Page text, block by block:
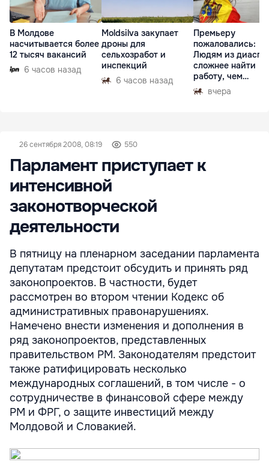
В Молдове
насчитывается более
12 тысяч вакансий
6 часов назад
Moldsilva закупает
дроны для
сельхозработ и
инспекций
6 часов назад
Премьеру
пожаловались:
Людям из
сложнее найти
работу, чем
гастарбайтерам
вчера
26 сентября 2008, 08:19 550
Парламент приступает к
интенсивной
законотворческой
деятельности
В пятницу на пленарном заседании парламента
депутатам предстоит обсудить и принять ряд
законопроектов. В частности, будет
рассмотрен во втором чтении Кодекс об
административных правонарушениях.
Намечено внести изменения и дополнения в
ряд законопроектов, представленных
правительством РМ. Законодателям предстоит
также ратифицировать несколько
международных соглашений, в том числе - о
сотрудничестве в финансовой сфере между
РМ и ФРГ, о защите инвестиций между
Молдовой и Словакией.